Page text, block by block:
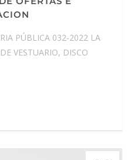
PÚBLICA 032-2022 LA
VESTUARIO, DISCO